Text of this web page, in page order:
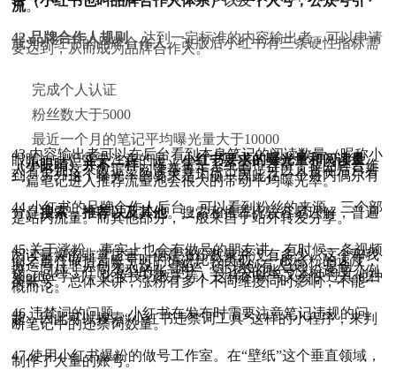
流。
42.品牌合作人规则，达到一定标准的内容输出者，可以申请
成为小红书的品牌合作人。改版后小红书有三条硬性指标需
要达到，从而成为品牌合作人。
完成个人认证
粉丝数大于5000
最近一个月的笔记平均曝光量大于10000
43.内容输出者可以在后台看到本身笔记的阅读数量（昵称小
眼睛），但需要注意的是，小红书要求的曝光量和阅读量
（小眼睛）并不一样。曝光量是系统的推荐量，非品牌合作
人看不到这个数据，阅读量等于点击量，可以直接在后台看
到。另外这个曝光率的要求是均值，因此在一个月内偶尔有
一篇笔记进入推荐流量池会很大的带动平均曝光率。
44.小红书的品牌合作人后台，可以看到粉丝的来源，三个部
分是搜索，推荐以及其他。搜索和推荐比较容易理解，普遍
是站内流量。而其他部分，一般来自于站外转发分享。
45.关于涨粉，事实上也会有做号的朋友讲，有时候一条视频
阅读量爆的非常厉害，但是涨粉数量并没有多少。这个和我
们之前在做抖音账号时的情况比较类似，一般涨粉的速度，
搬运号（非原创无人设）<搬运（非原创有人设）<原创人
设。同样，在同类型的账号中，学习类的账号涨粉速度（例
如office学习，化妆技巧教学等）这样的账号又会快过其他种
类账号。总体来讲，涨粉有多个不同维度同时影响，不能一
概而论。
46.违禁词的问题，小红书在发布时需要注意笔记违规的问
题，因此可以搜索“小红书违禁词工具“这样的小程序，来判
断笔记中的违禁词数量。
47.使用小红书爆粉的做号工作室。在“壁纸”这个垂直领域，
制作了大量的账号。